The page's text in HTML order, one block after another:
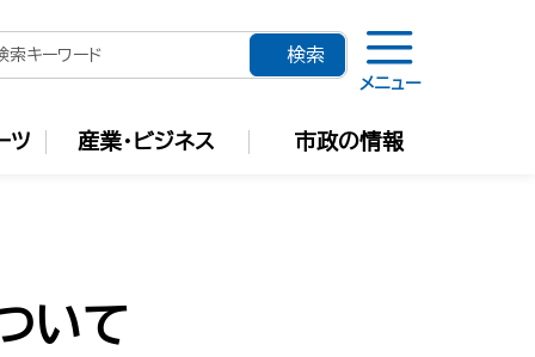
メニュー
ツ 産業・ビジネス 市政の情報
いて